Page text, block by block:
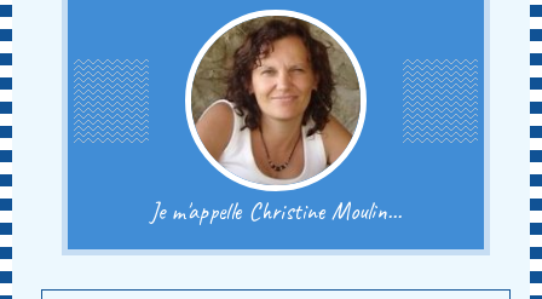
Je m'appelle Christine Moulin...